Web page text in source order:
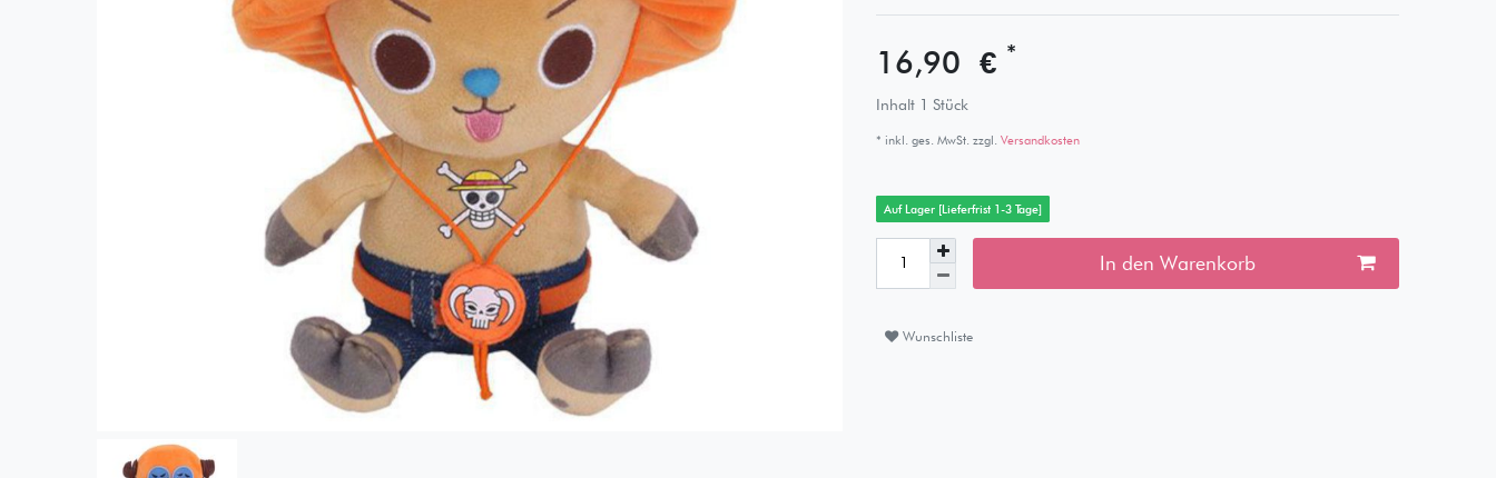
16,90 € *
Inhalt 1 Stück
* inkl. ges. MwSt. zzgl. Versandkosten
Auf Lager [Lieferfrist 1-3 Tage]
In den Warenkorb
Wunschliste